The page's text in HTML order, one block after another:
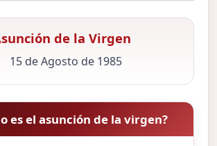
de la Virgen
15 de Agosto de 1985
es el asunción de la virgen?